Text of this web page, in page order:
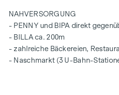
NAHVERSORGUNG
- PENNY und BIPA direkt
- BILLA ca. 200m
- zahlreiche Bäckereien,
- Naschmarkt (3 U-Bahn-